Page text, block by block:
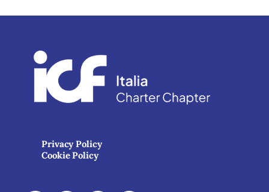
Privacy Policy
Cookie Policy